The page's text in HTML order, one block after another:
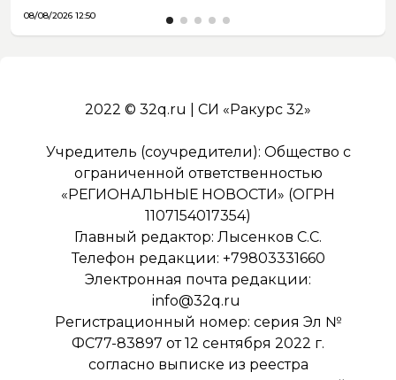
08/08/2026 12:50
2022 © 32q.ru | СИ «Ракурс 32»
Учредитель (соучредители): Общество с
ограниченной ответственностью
«РЕГИОНАЛЬНЫЕ НОВОСТИ» (ОГРН
1107154017354)
Главный редактор: Лысенков С.С.
Телефон редакции: +79803331660
Электронная почта редакции:
info@32q.ru
Регистрационный номер: серия Эл №
ФС77-83897 от 12 сентября 2022 г.
согласно выписке из реестра